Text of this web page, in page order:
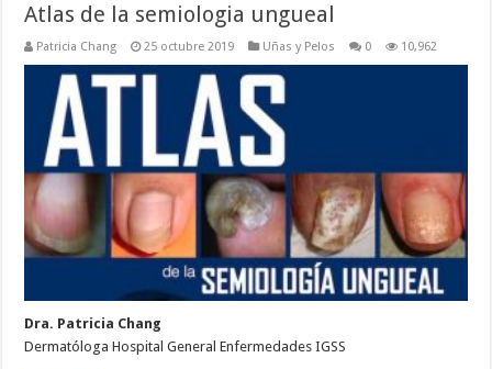
Atlas de la semiologia ungueal
Patricia Chang 25 octubre 2019 Uñas y Pelos 0 10,962
Dra. Patricia Chang
Dermatóloga Hospital General Enfermedades IGSS